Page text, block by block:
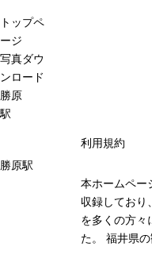
トップペ
ージ
写真ダウ
ンロード
勝原
駅
勝原駅
利用規約
本ホームペー
収録しており
を多くの方々
た。 福井県